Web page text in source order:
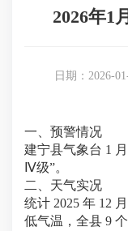
2026年1
日期：2026-
一、预警情况
建宁县气象台 1
Ⅳ级”。
二、天气实况
统计 2025 年 12
低气温，全县 9